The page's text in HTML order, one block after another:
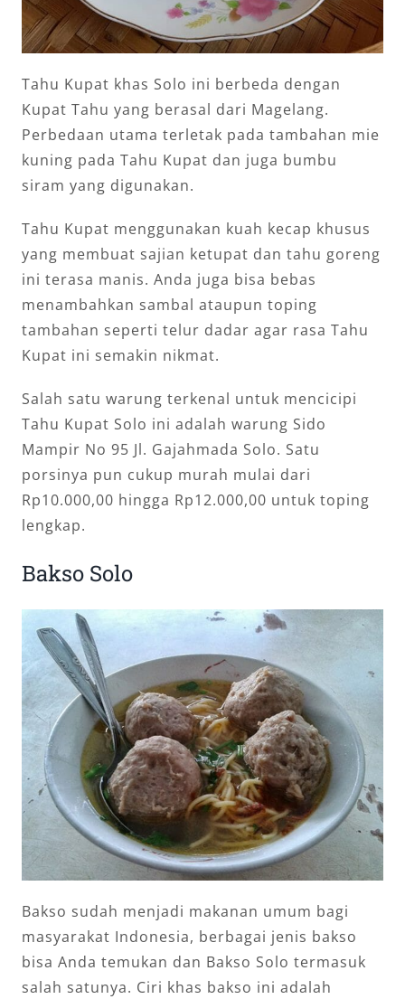
Tahu Kupat khas Solo ini berbeda dengan
Kupat Tahu yang berasal dari Magelang.
Perbedaan utama terletak pada tambahan mie
kuning pada Tahu Kupat dan juga bumbu
siram yang digunakan.
Tahu Kupat menggunakan kuah kecap khusus
yang membuat sajian ketupat dan tahu goreng
ini terasa manis. Anda juga bisa bebas
menambahkan sambal ataupun toping
tambahan seperti telur dadar agar rasa Tahu
Kupat ini semakin nikmat.
Salah satu warung terkenal untuk mencicipi
Tahu Kupat Solo ini adalah warung Sido
Mampir No 95 Jl. Gajahmada Solo. Satu
porsinya pun cukup murah mulai dari
Rp10.000,00 hingga Rp12.000,00 untuk toping
lengkap.
Bakso Solo
Bakso sudah menjadi makanan umum bagi
masyarakat Indonesia, berbagai jenis bakso
bisa Anda temukan dan Bakso Solo termasuk
salah satunya. Ciri khas bakso ini adalah